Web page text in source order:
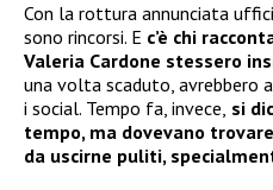
Con la rottura annunciata
sono rincorsi. E c’è chi
Valeria Cardone stessero
una volta scaduto, avrebbero
i social. Tempo fa, invece, si
tempo, ma dovevano
da uscirne puliti,